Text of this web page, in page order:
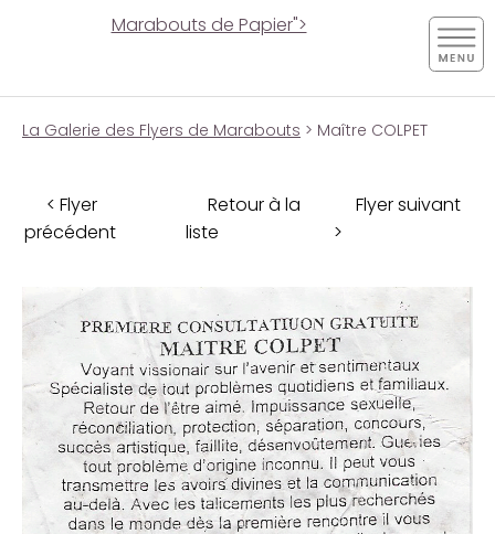
Marabouts de Papier">
La Galerie des Flyers de Marabouts > Maître COLPET
< Flyer
précédent
Retour à la
liste
Flyer suivant
>